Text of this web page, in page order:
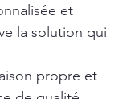
et
la solution qui
propre et